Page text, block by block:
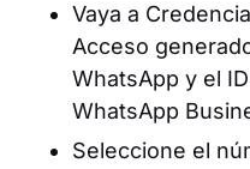
Vaya a
Acceso
WhatsApp y el
WhatsApp
Seleccione el